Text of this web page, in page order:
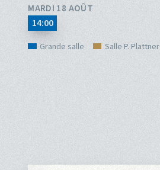
MARDI 18 AOÛT
14:00
Grande salle Salle P. Plattner